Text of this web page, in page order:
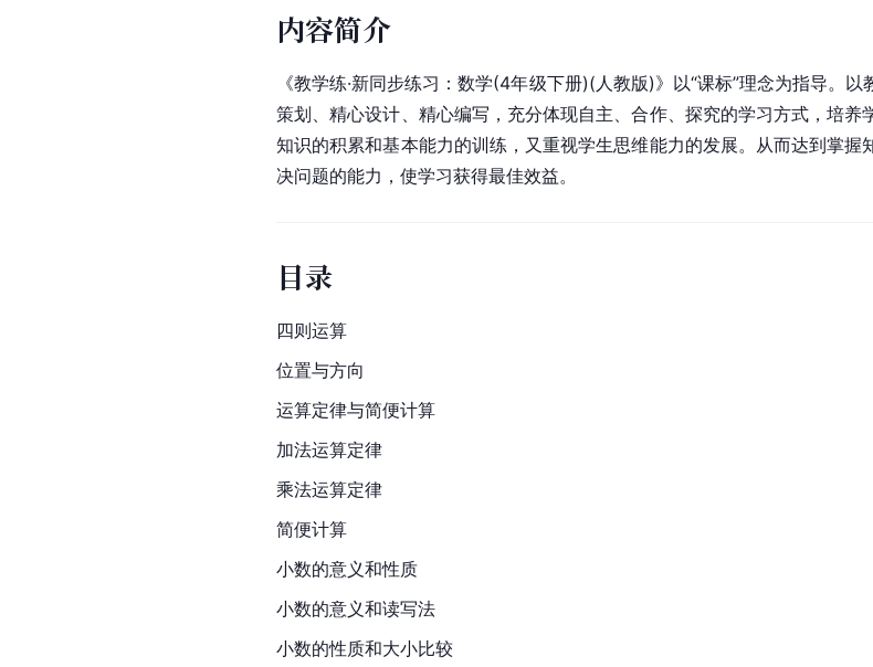
内容简介
《教学练·新同步练习：数学(4年级下册)(人教版)》以“课标”理念为指导。
策划、精心设计、精心编写，充分体现自主、合作、探究的学习方式，培
知识的积累和基本能力的训练，又重视学生思维能力的发展。从而达到掌
决问题的能力，使学习获得最佳效益。
目录
四则运算
位置与方向
运算定律与简便计算
加法运算定律
乘法运算定律
简便计算
小数的意义和性质
小数的意义和读写法
小数的性质和大小比较